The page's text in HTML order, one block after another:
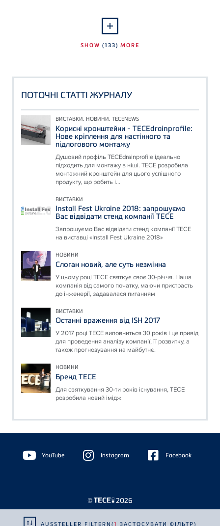
AUSSTELLER FILTERN (1 ЗАСТОСУВАТИ ФІЛЬТР)
SHOW (133) MORE
ПОТОЧНІ СТАТТІ ЖУРНАЛУ
ВИСТАВКИ, НОВИНИ, TECENEWS
Корисні кронштейни - TECEdrainprofile:
Нове кріплення для настінного та
підлогового монтажу
Душовий профіль TECEdrainprofile ідеально
підходить для монтажу в ніші. TECE розробила
монтажний кронштейн для цього успішного
продукту, що робить і...
ВИСТАВКИ
Install Fest Ukraine 2018: запрошуємо
Вас відвідати стенд компанії ТЕСЕ
Запрошуємо Вас відвідати стенд компанії ТЕСЕ
на виставці «Install Fest Ukraine 2018»
НОВИНИ
Слоган новий, але суть незмінна
У цьому році ТЕСЕ святкує своє 30-річчя. Наша
компанія від самого початку, маючи пристрасть
до інженерії, задавалася питанням
ВИСТАВКИ
Останні враження від ISH 2017
У 2017 році ТЕСЕ виповниться 30 років і це привід
для проведення аналізу компанії, її розвитку, а
також прогнозування на майбутнє.
НОВИНИ
Бренд ТЕСЕ
Для святкування 30-ти років існування, ТЕСЕ
розробила новий імідж
Floating
Sidebar YouTube Instagram Facebook
© 2026